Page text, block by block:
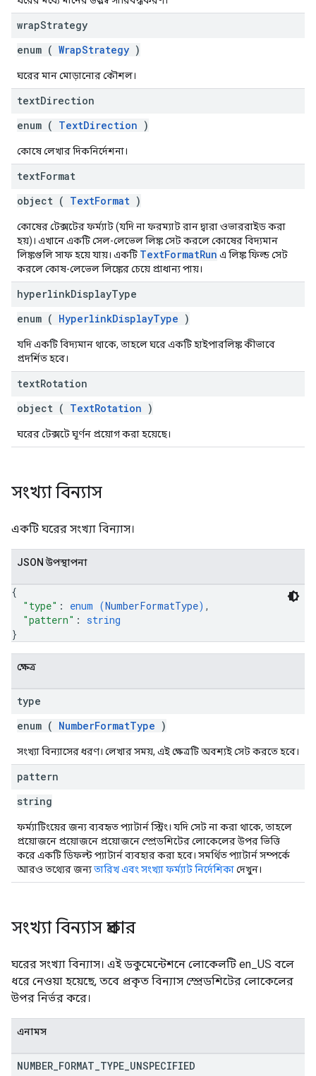
wrapStrategy
enum ( WrapStrategy )
ঘরের মান মোড়ানোর কৌশল।
textDirection
enum ( TextDirection )
কোষে লেখার দিকনির্দেশনা।
textFormat
object ( TextFormat )
কোষের টেক্সটের ফর্ম্যাট (যদি না ফরম্যাট রান দ্বারা ওভাররাইড করা
হয়)। এখানে একটি সেল-লেভেল লিঙ্ক সেট করলে কোষের বিদ্যমান
লিঙ্কগুলি সাফ হয়ে যায়। একটি TextFormatRun এ লিঙ্ক ফিল্ড সেট
করলে কোষ-লেভেল লিঙ্কের চেয়ে প্রাধান্য পায়।
hyperlinkDisplayType
enum ( HyperlinkDisplayType )
যদি একটি বিদ্যমান থাকে, তাহলে ঘরে একটি হাইপারলিঙ্ক কীভাবে
প্রদর্শিত হবে।
textRotation
object ( TextRotation )
ঘরের টেক্সটে ঘূর্ণন প্রয়োগ করা হয়েছে।
সংখ্যা বিন্যাস
একটি ঘরের সংখ্যা বিন্যাস।
JSON উপস্থাপনা
{
"type" : enum (NumberFormatType) ,
"pattern" : string
}
ক্ষেত্র
type
enum ( NumberFormatType )
সংখ্যা বিন্যাসের ধরণ। লেখার সময়, এই ক্ষেত্রটি অবশ্যই সেট করতে হবে।
pattern
string
ফর্ম্যাটিংয়ের জন্য ব্যবহৃত প্যাটার্ন স্ট্রিং। যদি সেট না করা থাকে, তাহলে
প্রয়োজনে প্রয়োজনে প্রয়োজনে স্প্রেডশিটের লোকেলের উপর ভিত্তি
করে একটি ডিফল্ট প্যাটার্ন ব্যবহার করা হবে। সমর্থিত প্যাটার্ন সম্পর্কে
আরও তথ্যের জন্যতারিখ এবং সংখ্যা ফর্ম্যাট নির্দেশিকাদেখুন।
সংখ্যা বিন্যাস প্রকার
ঘরের সংখ্যা বিন্যাস। এই ডকুমেন্টেশনে লোকেলটি en_US বলে
ধরে নেওয়া হয়েছে, তবে প্রকৃত বিন্যাস স্প্রেডশিটের লোকেলের
উপর নির্ভর করে।
এনামস
NUMBER FORMAT TYPE UNSPECIFIED